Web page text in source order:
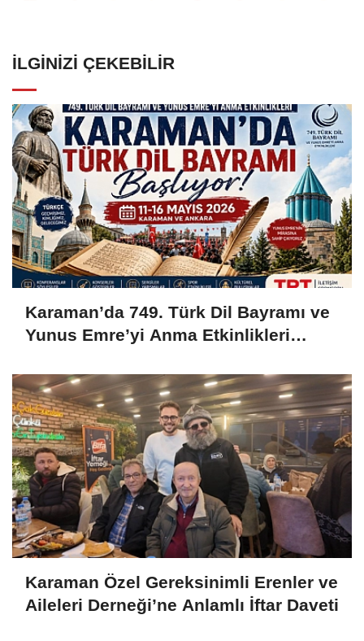
İLGINIZI ÇEKEBILIR
Karaman’da 749. Türk Dil Bayramı ve
Yunus Emre’yi Anma Etkinlikleri
Karaman Özel Gereksinimli Erenler ve
Aileleri Derneği’ne Anlamlı İftar Daveti